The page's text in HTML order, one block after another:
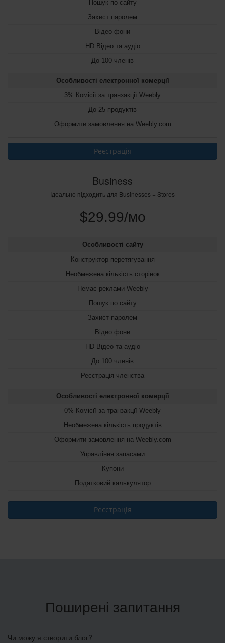
Пошук по сайту
Захист паролем
Відео фони
HD Відео та аудіо
До 100 членів
Особливості електронної комерції
3% Комісії за транзакції Weebly
До 25 продуктів
Оформити замовлення на Weebly.com
Реєстрація
Business
Ідеально підходить для Businesses + Stores
$29.99/мо
Особливості сайту
Конструктор перетягування
Необмежена кількість сторінок
Немає реклами Weebly
Пошук по сайту
Захист паролем
Відео фони
HD Відео та аудіо
До 100 членів
Реєстрація членства
Особливості електронної комерції
0% Комісії за транзакції Weebly
Необмежена кількість продуктів
Оформити замовлення на Weebly.com
Управління запасами
Купони
Податковий калькулятор
Реєстрація
Поширені запитання
Чи можу я створити блог?